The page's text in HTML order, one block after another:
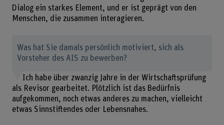
Dialog ein starkes Element, und er ist geprägt von den
Menschen, die zusammen interagieren.
Was hat Sie damals persönlich motiviert, sich als
Vorsteher des AIS zu bewerben?
Ich habe über zwanzig Jahre in der Wirtschaftsprüfung
als Revisor gearbeitet. Plötzlich ist das Bedürfnis
aufgekommen, noch etwas anderes zu machen, vielleicht
etwas Sinnstiftendes oder Lebensnahes.